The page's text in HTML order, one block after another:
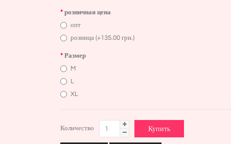
розничная цена
опт
розница (+135.00 грн.)
Размер
M
L
XL
Количество